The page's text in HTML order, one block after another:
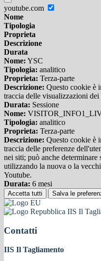
youtube.com
Nome
Tipologia
Proprieta
Descrizione
Durata
Nome: YSC
Tipologia: analitico
Proprieta: Terza-parte
Descrizione: Questo cookie è
traccia delle visualizzazioni
Durata: Sessione
Nome:
Tipologia: analitico
Proprieta: Terza-parte
Descrizione: Questo cookie è
traccia delle preferenze
nei siti; può anche
utilizzando la nuova o la
Youtube.
Durata: 6 mesi
Accetta tutti Salva le
IIS Il
Contatti
IIS Il Tagliamento